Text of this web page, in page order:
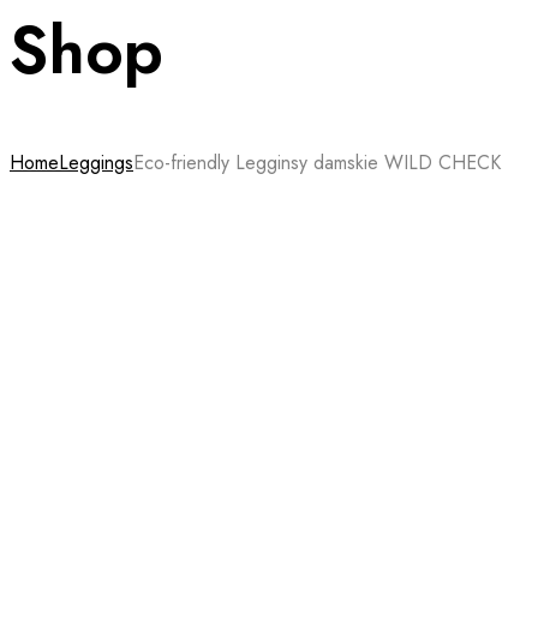
Shop
HomeLeggingsEco-friendly Legginsy damskie WILD CHECK